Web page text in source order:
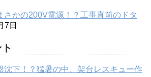
さかの200V電源！？工事直前のドタ
7日
沈下！？猛暑の中、架台レスキュー作